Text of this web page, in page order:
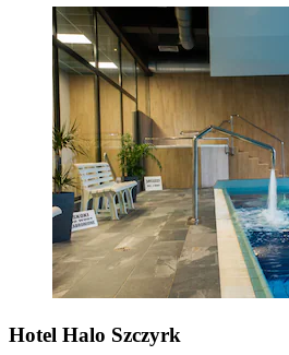
Hotel Halo Szczyrk